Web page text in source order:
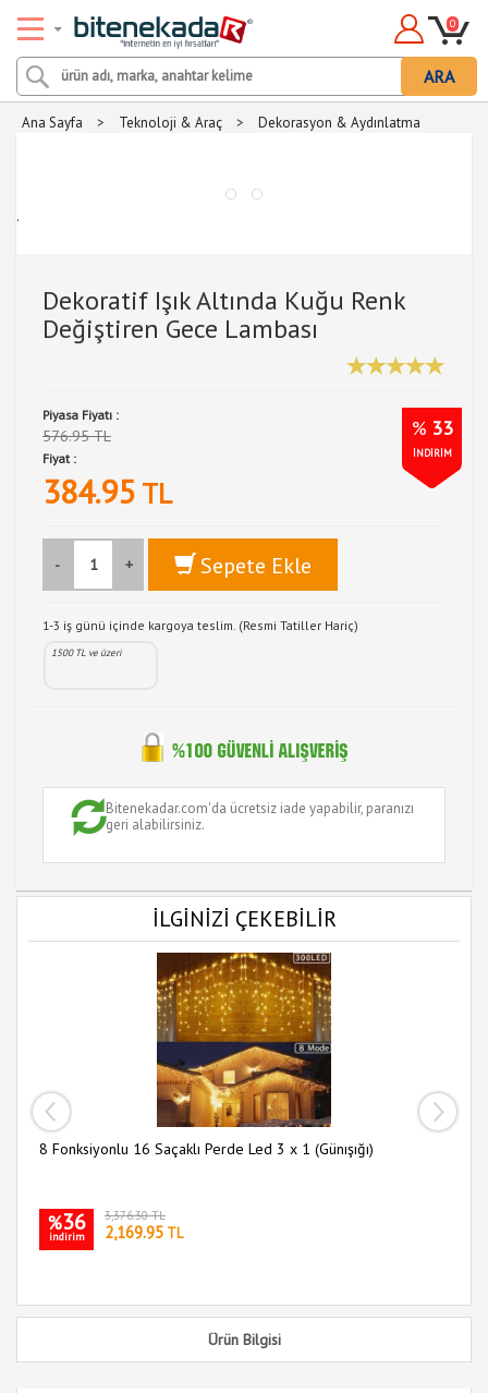
ARA
0
Ana Sayfa > Teknoloji & Araç > Dekorasyon & Aydınlatma
.
Dekoratif Işık Altında Kuğu Renk
Değiştiren Gece Lambası
Piyasa Fiyatı :
576.95 TL % 33
İNDİRİM
Fiyat :
384.95 TL
- + Sepete Ekle
1-3 iş günü içinde kargoya teslim. (Resmi Tatiller Hariç)
1500 TL ve üzeri
Bitenekadar.com'da ücretsiz iade yapabilir, paranızı
geri alabilirsiniz.
İLGİNİZİ ÇEKEBİLİR
8 Fonksiyonlu 16 Saçaklı Perde Led 3 x 1 (Günışığı)
%36
indirim
3,376.30 TL
2,169.95 TL
Ürün Bilgisi